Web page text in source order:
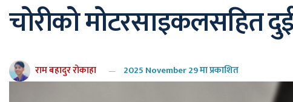
चोरीको मोटरसाइकलसहित
राम बहादुर रोकाहा 2025 November 29 मा प्रकाशित